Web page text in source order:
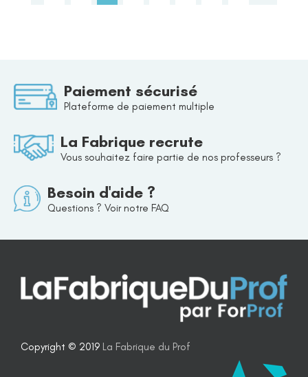
Paiement sécurisé
Plateforme de paiement multiple
La Fabrique recrute
Vous souhaitez faire partie de nos professeurs ?
Besoin d'aide ?
Questions ? Voir notre FAQ
Copyright © 2019 La Fabrique du Prof